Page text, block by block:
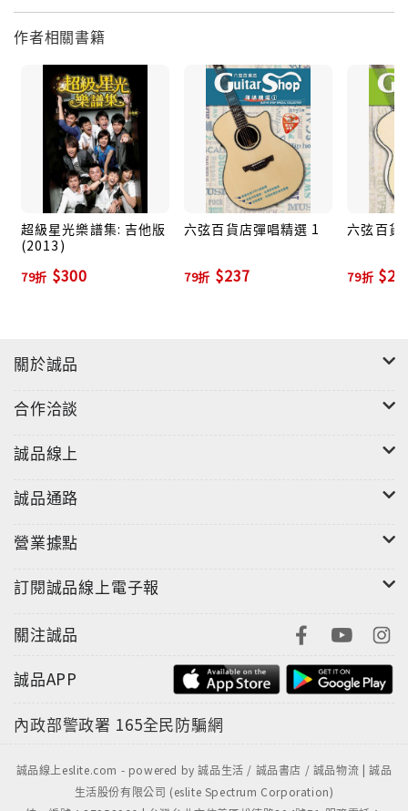
作者相關書籍
超級星光樂譜集: 吉他版
(2013)
79折 $300
六弦百貨店彈唱精選 1
79折 $237
六弦百貨
79折
關於誠品
合作洽談
誠品線上
誠品通路
營業據點
訂閱誠品線上電子報
關注誠品
誠品APP
內政部警政署 165全民防騙網
誠品線上eslite.com - powered by 誠品生活 / 誠品書店 / 誠品物流 | 誠品
生活股份有限公司 (eslite Spectrum Corporation)